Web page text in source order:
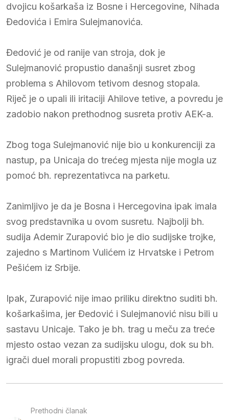
dvojicu košarkaša iz Bosne i Hercegovine, Nihada
Đedovića i Emira Sulejmanovića.
Đedović je od ranije van stroja, dok je
Sulejmanović propustio današnji susret zbog
problema s Ahilovom tetivom desnog stopala.
Riječ je o upali ili iritaciji Ahilove tetive, a povredu je
zadobio nakon prethodnog susreta protiv AEK-a.
Zbog toga Sulejmanović nije bio u konkurenciji za
nastup, pa Unicaja do trećeg mjesta nije mogla uz
pomoć bh. reprezentativca na parketu.
Zanimljivo je da je Bosna i Hercegovina ipak imala
svog predstavnika u ovom susretu. Najbolji bh.
sudija Ademir Zurapović bio je dio sudijske trojke,
zajedno s Martinom Vulićem iz Hrvatske i Petrom
Pešićem iz Srbije.
Ipak, Zurapović nije imao priliku direktno suditi bh.
košarkašima, jer Đedović i Sulejmanović nisu bili u
sastavu Unicaje. Tako je bh. trag u meču za treće
mjesto ostao vezan za sudijsku ulogu, dok su bh.
igrači duel morali propustiti zbog povreda.
Prethodni članak